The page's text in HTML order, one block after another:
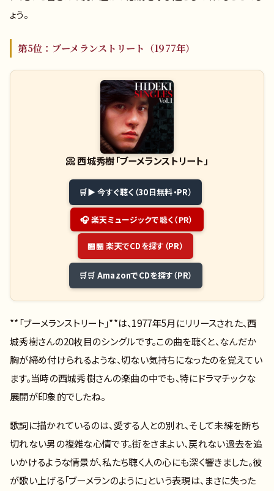
ょう。
第5位：ブーメランストリート（1977年）
📀西城秀樹「ブーメランストリート」
▶ 今すぐ聴く（30日無料・PR）
🎧 楽天ミュージックで聴く（PR）
🏪 楽天でCDを探す（PR）
🛒 AmazonでCDを探す（PR）
**「ブーメランストリート」**は、1977年5月にリリースされた、西
城秀樹さんの20枚目のシングルです。この曲を聴くと、なんだか
胸が締め付けられるような、切ない気持ちになったのを覚えてい
ます。当時の西城秀樹さんの楽曲の中でも、特にドラマチックな
展開が印象的でしたね。
歌詞に描かれているのは、愛する人との別れ、そして未練を断ち
切れない男の複雑な心情です。街をさまよい、戻れない過去を追
いかけるような情景が、私たち聴く人の心にも深く響きました。彼
が歌い上げる「ブーメランのように」という表現は、まさに失った